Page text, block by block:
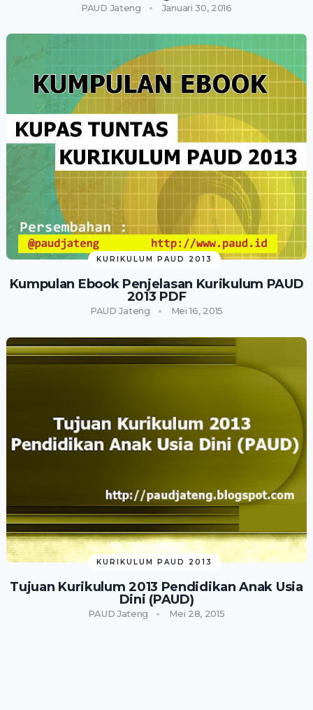
PAUD Jateng Januari 30, 2016
KURIKULUM PAUD 2013
Kumpulan Ebook Penjelasan Kurikulum PAUD
2013 PDF
PAUD Jateng Mei 16, 2015
KURIKULUM PAUD 2013
Tujuan Kurikulum 2013 Pendidikan Anak Usia
Dini (PAUD)
PAUD Jateng Mei 28, 2015